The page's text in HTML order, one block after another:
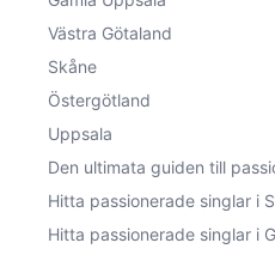
Västra Götaland
Skåne
Östergötland
Uppsala
Den ultimata guiden till
Hitta passionerade singlar i
Hitta passionerade singlar i